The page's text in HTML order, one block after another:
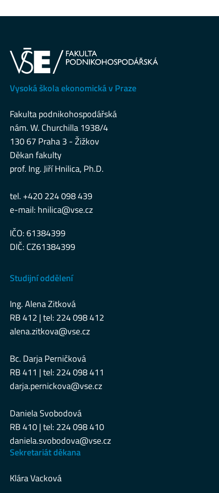
Vysoká škola ekonomická v Praze
Fakulta podnikohospodářská
nám. W. Churchilla 1938/4
130 67 Praha 3 - Žižkov
Děkan fakulty
prof. Ing. Jiří Hnilica, Ph.D.
tel. +420 224 098 439
e-mail: hnilica@vse.cz
IČO: 61384399
DIČ: CZ61384399
Studijní oddělení
Ing. Alena Zitková
RB 412 | tel: 224 098 412
alena.zitkova@vse.cz
Bc. Darja Perničková
RB 411 | tel: 224 098 411
darja.pernickova@vse.cz
Daniela Svobodová
RB 410 | tel: 224 098 410
daniela.svobodova@vse.cz
Sekretariát děkana
Klára Vacková